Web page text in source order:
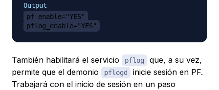
Output
pf_enable="YES"
pflog_enable="YES"
También habilitará el servicio pflog
que, a su vez,
permite que el demonio
pflogd
inicie sesión en PF.
Trabajará con el inicio de sesión en un paso